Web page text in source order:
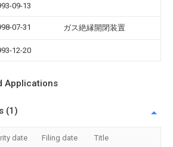
09-13
07-31 ガス絶縁開閉装置
12-20
Applications
(1)
date Filing date Title